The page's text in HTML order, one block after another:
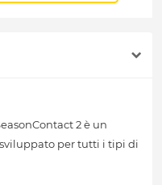
2 è un
per tutti i tipi di